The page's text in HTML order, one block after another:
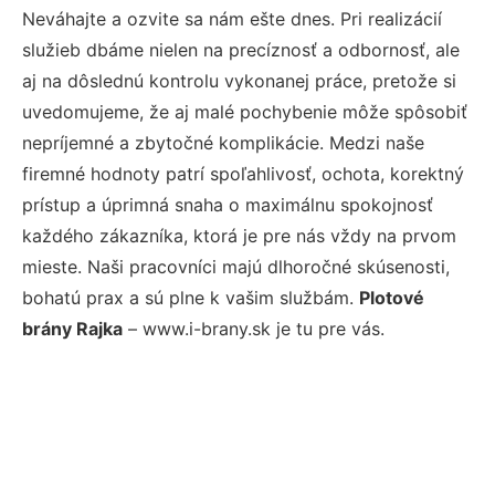
Neváhajte a ozvite sa nám ešte dnes. Pri realizácií
služieb dbáme nielen na precíznosť a odbornosť, ale
aj na dôslednú kontrolu vykonanej práce, pretože si
uvedomujeme, že aj malé pochybenie môže spôsobiť
nepríjemné a zbytočné komplikácie. Medzi naše
firemné hodnoty patrí spoľahlivosť, ochota, korektný
prístup a úprimná snaha o maximálnu spokojnosť
každého zákazníka, ktorá je pre nás vždy na prvom
mieste. Naši pracovníci majú dlhoročné skúsenosti,
bohatú prax a sú plne k vašim službám. Plotové
brány Rajka – www.i-brany.sk je tu pre vás.